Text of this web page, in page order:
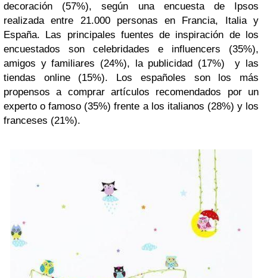
decoración (57%), según una encuesta de Ipsos
realizada entre 21.000 personas en Francia, Italia y
España. Las principales fuentes de inspiración de los
encuestados son celebridades e influencers (35%),
amigos y familiares (24%), la publicidad (17%) y las
tiendas online (15%). Los españoles son los más
propensos a comprar artículos recomendados por un
experto o famoso (35%) frente a los italianos (28%) y los
franceses (21%).